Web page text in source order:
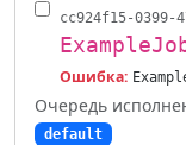
cc924f15-0399-
Ошибка:
Очередь
default